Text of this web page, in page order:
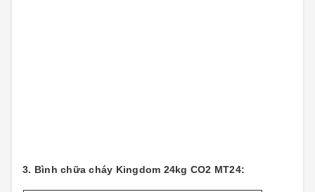
3. Bình chữa cháy Kingdom 24kg CO2 MT24: